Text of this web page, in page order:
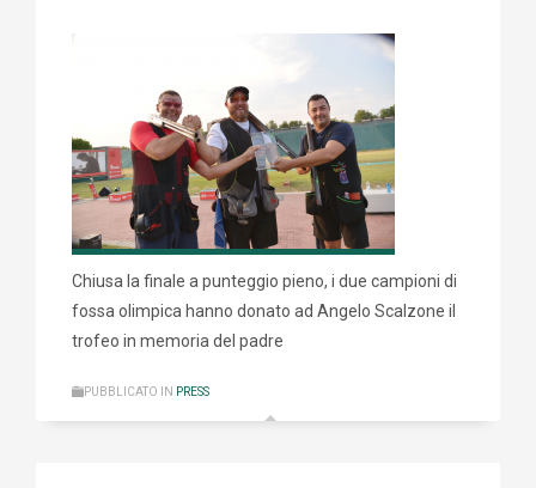
Chiusa la finale a punteggio pieno, i due campioni di
fossa olimpica hanno donato ad Angelo Scalzone il
trofeo in memoria del padre
PUBBLICATO IN PRESS